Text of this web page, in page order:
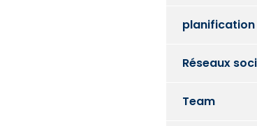
planification
Réseaux
Team